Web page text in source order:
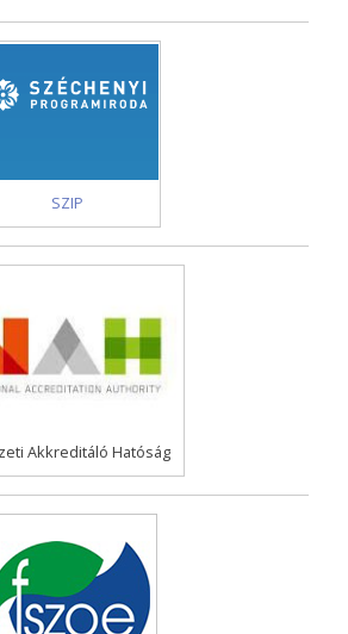
SZIP
Akkreditáló Hatóság